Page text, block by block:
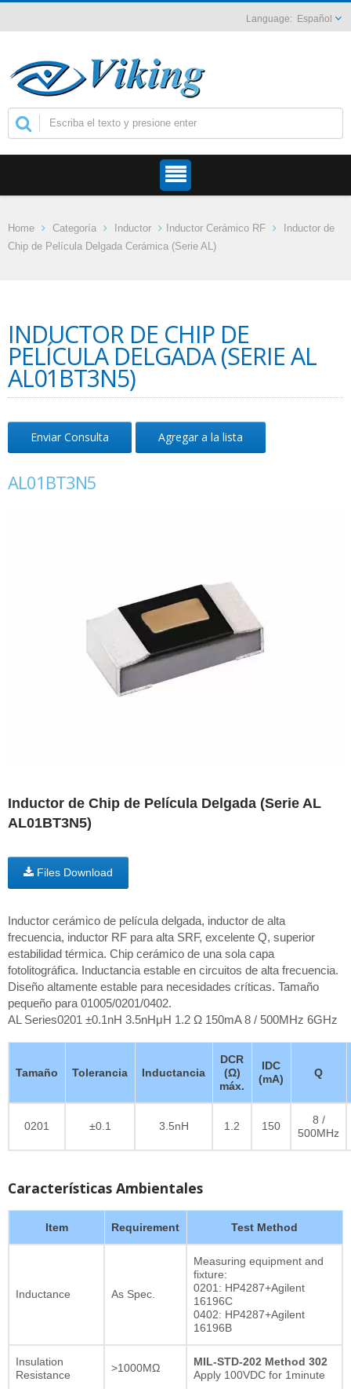
Español
Home Categoría Inductor Inductor Cerámico RF
Inductor de
Chip de Película Delgada Cerámica (Serie AL)
INDUCTOR DE CHIP DE
PELÍCULA DELGADA (SERIE AL
AL01BT3N5)
Enviar Consulta Agregar a la lista
AL01BT3N5
Inductor de Chip de Película Delgada (Serie AL
AL01BT3N5)
Files Download
Inductor cerámico de película delgada, inductor de alta
frecuencia, inductor RF para alta SRF, excelente Q, superior
estabilidad térmica. Chip cerámico de una sola capa
fotolitográfica. Inductancia estable en circuitos de alta frecuencia.
Diseño altamente estable para necesidades críticas. Tamaño
pequeño para 01005/0201/0402.
AL Series0201 ±0.1nH 3.5nHμH 1.2 Ω 150mA 8 / 500MHz 6GHz
Tamaño Tolerancia Inductancia
DCR
(Ω)
máx.
IDC
(mA)
Q
0201 ±0.1 3.5nH 1.2 150
8 /
500MHz
Características Ambientales
Item Requirement Test Method
Inductance As Spec.
Measuring equipment and
fixture:
0201: HP4287+Agilent
16196C
0402: HP4287+Agilent
16196B
Insulation
Resistance
>1000MΩ
MIL-STD-202 Method 302
Apply 100VDC for 1minute